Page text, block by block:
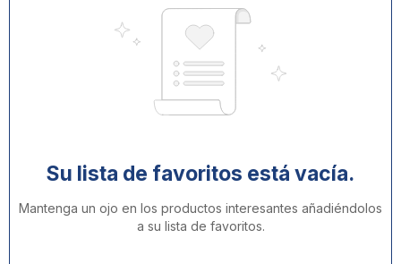
Su lista de favoritos está vacía.
Mantenga un ojo en los productos interesantes añadiéndolos
a su lista de favoritos.